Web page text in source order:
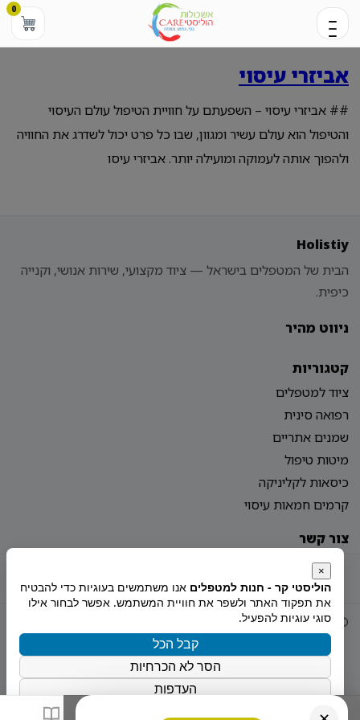
0
אביזרי עיסוי
## אביזרי עיסוי – השפעתם על חוויית הטיפול עולם העיסוי
והטיפול הוא עולם עשיר ומגוון, שבו כל פרט יכול לשדרג את החוויה
ולהפוך אותה לעמוקה ומועילה יותר. אביזרי עיסו
Holistiy
הבית של המטפלים בישראל — ציוד מקצועי, שירות אנושי, וקנייה
כיפית.
ניווט מהיר
קטגוריות
ציוד למטפלים
רפואה סינית
שמנים אתריים
מיטות טיפול
כיסאות לקליניקה
קרמים חמאות עיסוי
צור קשר
© 2026 Holistiy
×
הוליסטי קר - חנות למטפלים אנו משתמשים בעוגיות כדי להבטיח
את תפקוד האתר ולשפר את חוויית המשתמש. אפשר לבחור אילו
סוגי עוגיות להפעיל.
קבל הכל
הסר לא הכרחיות
העדפות